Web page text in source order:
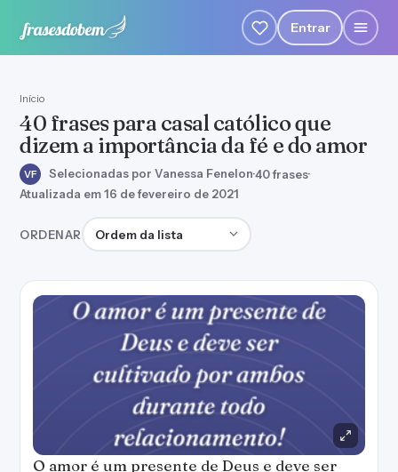
Entrar
Início
40 frases para casal católico que
dizem a importância da fé e do amor
VF Selecionadas por Vanessa Fenelon·40 frases·
Atualizada em 16 de fevereiro de 2021
ORDENAR Ordenar frases
O amor é um presente de Deus e deve ser